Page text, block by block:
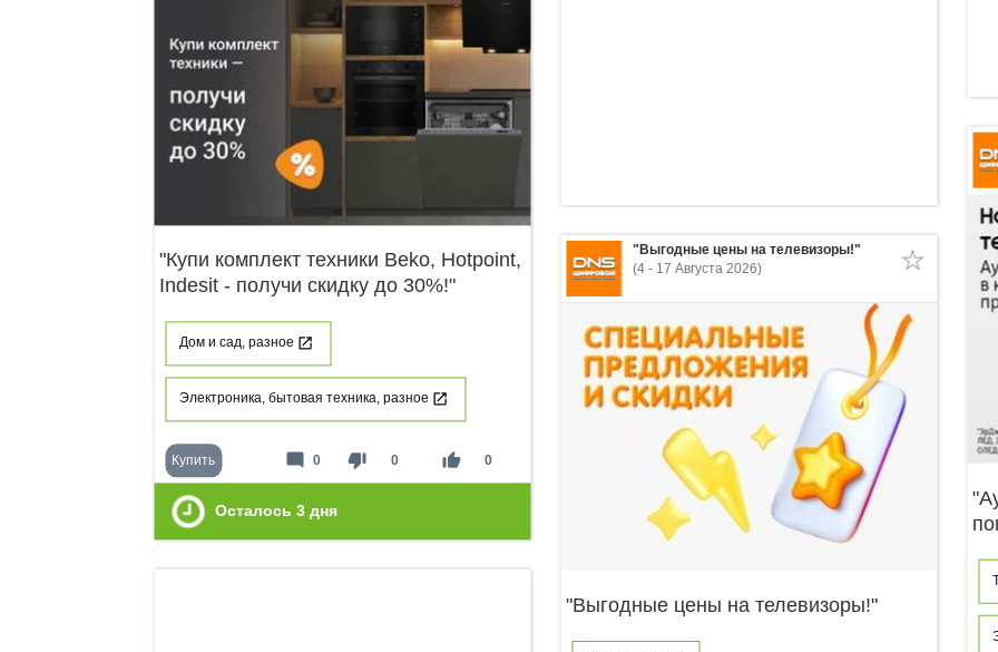
"Купи комплект техники Beko, Hotpoint,
Indesit - получи скидку до 30%!"
Дом и сад, разное
Электроника, бытовая техника, разное
Купить thumb_down 0 thumb_up 0
mode_comment 0
Осталось 3 дня
"Выгодные цены на телевизоры!"
(4 - 17 Августа 2026)
"Выгодные цены на телевизоры!"